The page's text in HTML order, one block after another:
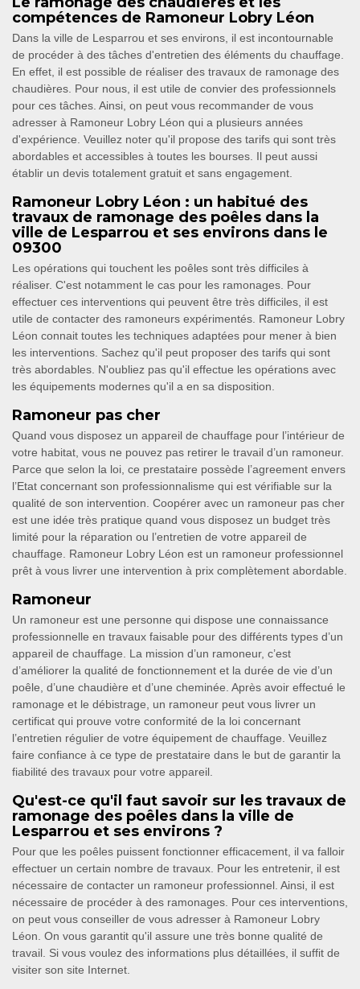
compétences de Ramoneur Lobry Léon
Dans la ville de Lesparrou et ses environs, il est incontournable
de procéder à des tâches d'entretien des éléments du chauffage.
En effet, il est possible de réaliser des travaux de ramonage des
chaudières. Pour nous, il est utile de convier des professionnels
pour ces tâches. Ainsi, on peut vous recommander de vous
adresser à Ramoneur Lobry Léon qui a plusieurs années
d'expérience. Veuillez noter qu'il propose des tarifs qui sont très
abordables et accessibles à toutes les bourses. Il peut aussi
établir un devis totalement gratuit et sans engagement.
Ramoneur Lobry Léon : un habitué des
travaux de ramonage des poêles dans la
ville de Lesparrou et ses environs dans le
09300
Les opérations qui touchent les poêles sont très difficiles à
réaliser. C'est notamment le cas pour les ramonages. Pour
effectuer ces interventions qui peuvent être très difficiles, il est
utile de contacter des ramoneurs expérimentés. Ramoneur Lobry
Léon connait toutes les techniques adaptées pour mener à bien
les interventions. Sachez qu'il peut proposer des tarifs qui sont
très abordables. N'oubliez pas qu'il effectue les opérations avec
les équipements modernes qu'il a en sa disposition.
Ramoneur pas cher
Quand vous disposez un appareil de chauffage pour l’intérieur de
votre habitat, vous ne pouvez pas retirer le travail d’un ramoneur.
Parce que selon la loi, ce prestataire possède l’agreement envers
l’Etat concernant son professionnalisme qui est vérifiable sur la
qualité de son intervention. Coopérer avec un ramoneur pas cher
est une idée très pratique quand vous disposez un budget très
limité pour la réparation ou l’entretien de votre appareil de
chauffage. Ramoneur Lobry Léon est un ramoneur professionnel
prêt à vous livrer une intervention à prix complètement abordable.
Ramoneur
Un ramoneur est une personne qui dispose une connaissance
professionnelle en travaux faisable pour des différents types d’un
appareil de chauffage. La mission d’un ramoneur, c’est
d’améliorer la qualité de fonctionnement et la durée de vie d’un
poêle, d’une chaudière et d’une cheminée. Après avoir effectué le
ramonage et le débistrage, un ramoneur peut vous livrer un
certificat qui prouve votre conformité de la loi concernant
l’entretien régulier de votre équipement de chauffage. Veuillez
faire confiance à ce type de prestataire dans le but de garantir la
fiabilité des travaux pour votre appareil.
Qu'est-ce qu'il faut savoir sur les travaux de
ramonage des poêles dans la ville de
Lesparrou et ses environs ?
Pour que les poêles puissent fonctionner efficacement, il va falloir
effectuer un certain nombre de travaux. Pour les entretenir, il est
nécessaire de contacter un ramoneur professionnel. Ainsi, il est
nécessaire de procéder à des ramonages. Pour ces interventions,
on peut vous conseiller de vous adresser à Ramoneur Lobry
Léon. On vous garantit qu'il assure une très bonne qualité de
travail. Si vous voulez des informations plus détaillées, il suffit de
visiter son site Internet.